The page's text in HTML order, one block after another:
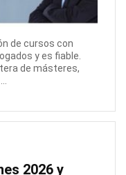
de cursos con
y es fiable.
de másteres,
2026 y